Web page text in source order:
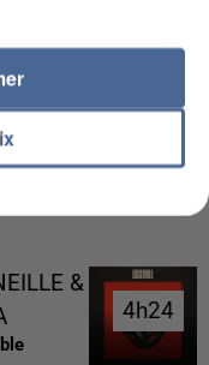
DE LA DZ
&
4h24
4h24